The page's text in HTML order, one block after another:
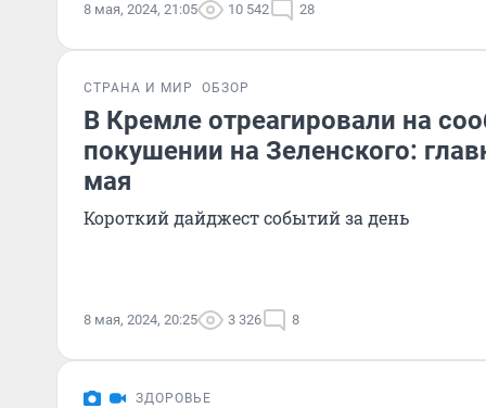
8 мая, 2024, 21:05 10 542 28
СТРАНА И МИР ОБЗОР
В Кремле отреагировали на
покушении на Зеленского:
мая
Короткий дайджест событий за день
8 мая, 2024, 20:25 3 326 8
ЗДОРОВЬЕ